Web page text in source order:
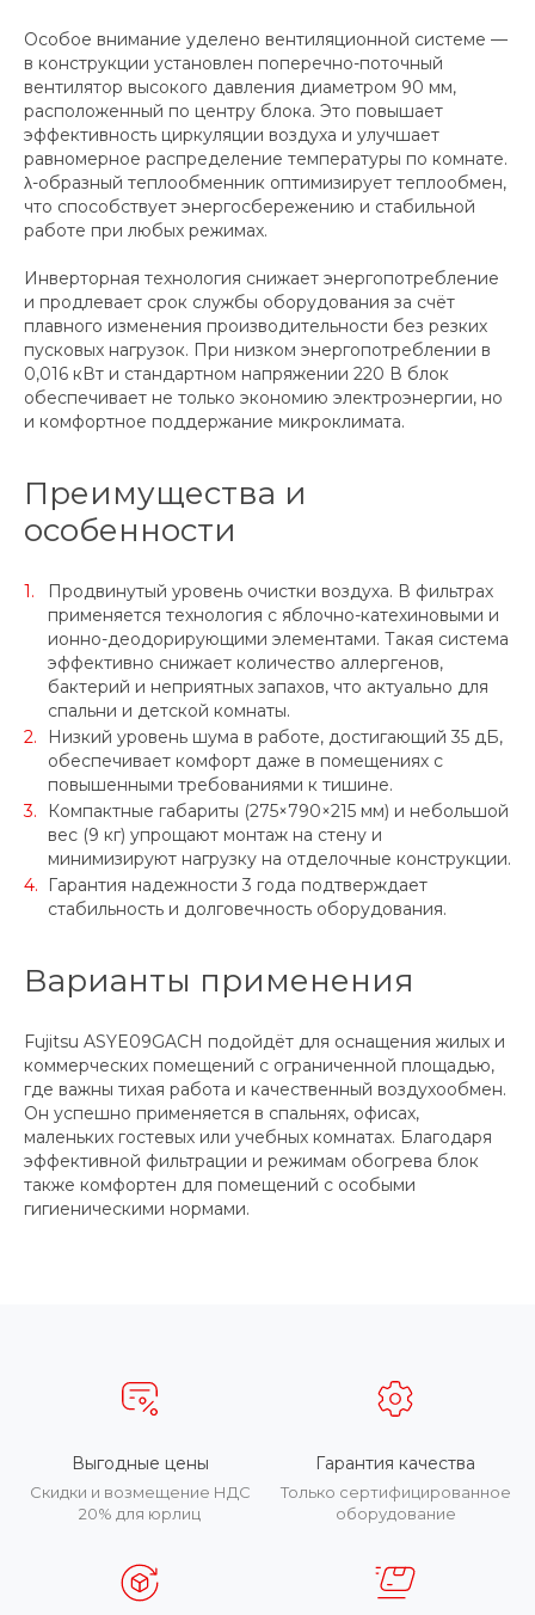
Особое внимание уделено вентиляционной системе —
в конструкции установлен поперечно-поточный
вентилятор высокого давления диаметром 90 мм,
расположенный по центру блока. Это повышает
эффективность циркуляции воздуха и улучшает
равномерное распределение температуры по комнате.
λ-образный теплообменник оптимизирует теплообмен,
что способствует энергосбережению и стабильной
работе при любых режимах.
Инверторная технология снижает энергопотребление
и продлевает срок службы оборудования за счёт
плавного изменения производительности без резких
пусковых нагрузок. При низком энергопотреблении в
0,016 кВт и стандартном напряжении 220 В блок
обеспечивает не только экономию электроэнергии, но
и комфортное поддержание микроклимата.
Преимущества и
особенности
Продвинутый уровень очистки воздуха. В фильтрах
применяется технология с яблочно-катехиновыми и
ионно-деодорирующими элементами. Такая система
эффективно снижает количество аллергенов,
бактерий и неприятных запахов, что актуально для
спальни и детской комнаты.
Низкий уровень шума в работе, достигающий 35 дБ,
обеспечивает комфорт даже в помещениях с
повышенными требованиями к тишине.
Компактные габариты (275×790×215 мм) и небольшой
вес (9 кг) упрощают монтаж на стену и
минимизируют нагрузку на отделочные конструкции.
Гарантия надежности 3 года подтверждает
стабильность и долговечность оборудования.
Варианты применения
Fujitsu ASYE09GACH подойдёт для оснащения жилых и
коммерческих помещений с ограниченной площадью,
где важны тихая работа и качественный воздухообмен.
Он успешно применяется в спальнях, офисах,
маленьких гостевых или учебных комнатах. Благодаря
эффективной фильтрации и режимам обогрева блок
также комфортен для помещений с особыми
гигиеническими нормами.
Выгодные цены
Скидки и возмещение НДС
20% для юрлиц
Гарантия качества
Только сертифицированное
оборудование